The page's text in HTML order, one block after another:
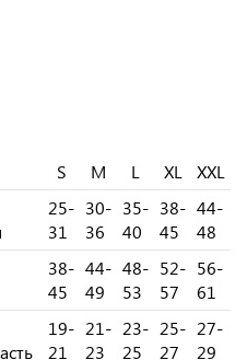
S M L XL
XXL
25-
31
30-
36
35-
40
38-
45
44-
48
38-
45
44-
49
48-
53
52-
57
56-
61
19-
21
21-
23
23-
25
25-
27
27-
29